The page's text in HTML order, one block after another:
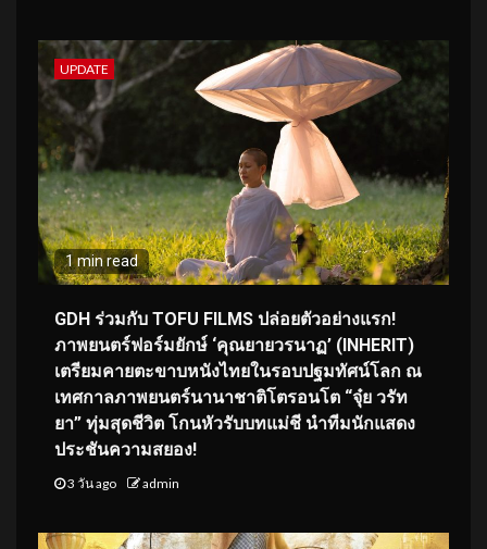
UPDATE
1 min read
GDH ร่วมกับ TOFU FILMS ปล่อยตัวอย่างแรก!
ภาพยนตร์ฟอร์มยักษ์ ‘คุณยายวรนาฏ’ (INHERIT)
เตรียมคายตะขาบหนังไทยในรอบปฐมทัศน์โลก ณ
เทศกาลภาพยนตร์นานาชาติโตรอนโต “จุ๋ย วรัท
ยา” ทุ่มสุดชีวิต โกนหัวรับบทแม่ชี นำทีมนักแสดง
ประชันความสยอง!
3 วัน ago admin